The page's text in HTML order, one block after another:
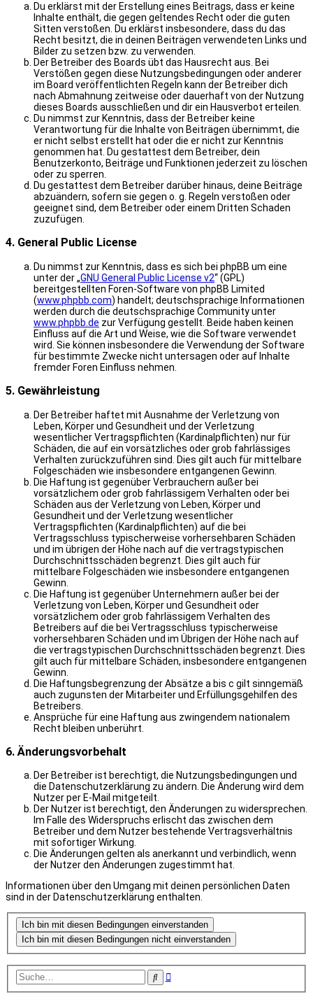
Du erklärst mit der Erstellung eines Beitrags, dass er keine
Inhalte enthält, die gegen geltendes Recht oder die guten
Sitten verstoßen. Du erklärst insbesondere, dass du das
Recht besitzt, die in deinen Beiträgen verwendeten Links und
Bilder zu setzen bzw. zu verwenden.
Der Betreiber des Boards übt das Hausrecht aus. Bei
Verstößen gegen diese Nutzungsbedingungen oder anderer
im Board veröffentlichten Regeln kann der Betreiber dich
nach Abmahnung zeitweise oder dauerhaft von der Nutzung
dieses Boards ausschließen und dir ein Hausverbot erteilen.
Du nimmst zur Kenntnis, dass der Betreiber keine
Verantwortung für die Inhalte von Beiträgen übernimmt, die
er nicht selbst erstellt hat oder die er nicht zur Kenntnis
genommen hat. Du gestattest dem Betreiber, dein
Benutzerkonto, Beiträge und Funktionen jederzeit zu löschen
oder zu sperren.
Du gestattest dem Betreiber darüber hinaus, deine Beiträge
abzuändern, sofern sie gegen o. g. Regeln verstoßen oder
geeignet sind, dem Betreiber oder einem Dritten Schaden
zuzufügen.
4. General Public License
Du nimmst zur Kenntnis, dass es sich bei phpBB um eine
unter der „GNU General Public License v2“ (GPL)
bereitgestellten Foren-Software von phpBB Limited
(www.phpbb.com) handelt; deutschsprachige Informationen
werden durch die deutschsprachige Community unter
www.phpbb.de zur Verfügung gestellt. Beide haben keinen
Einfluss auf die Art und Weise, wie die Software verwendet
wird. Sie können insbesondere die Verwendung der Software
für bestimmte Zwecke nicht untersagen oder auf Inhalte
fremder Foren Einfluss nehmen.
5. Gewährleistung
Der Betreiber haftet mit Ausnahme der Verletzung von
Leben, Körper und Gesundheit und der Verletzung
wesentlicher Vertragspflichten (Kardinalpflichten) nur für
Schäden, die auf ein vorsätzliches oder grob fahrlässiges
Verhalten zurückzuführen sind. Dies gilt auch für mittelbare
Folgeschäden wie insbesondere entgangenen Gewinn.
Die Haftung ist gegenüber Verbrauchern außer bei
vorsätzlichem oder grob fahrlässigem Verhalten oder bei
Schäden aus der Verletzung von Leben, Körper und
Gesundheit und der Verletzung wesentlicher
Vertragspflichten (Kardinalpflichten) auf die bei
Vertragsschluss typischerweise vorhersehbaren Schäden
und im übrigen der Höhe nach auf die vertragstypischen
Durchschnittsschäden begrenzt. Dies gilt auch für
mittelbare Folgeschäden wie insbesondere entgangenen
Gewinn.
Die Haftung ist gegenüber Unternehmern außer bei der
Verletzung von Leben, Körper und Gesundheit oder
vorsätzlichem oder grob fahrlässigem Verhalten des
Betreibers auf die bei Vertragsschluss typischerweise
vorhersehbaren Schäden und im Übrigen der Höhe nach auf
die vertragstypischen Durchschnittsschäden begrenzt. Dies
gilt auch für mittelbare Schäden, insbesondere entgangenen
Gewinn.
Die Haftungsbegrenzung der Absätze a bis c gilt sinngemäß
auch zugunsten der Mitarbeiter und Erfüllungsgehilfen des
Betreibers.
Ansprüche für eine Haftung aus zwingendem nationalem
Recht bleiben unberührt.
6. Änderungsvorbehalt
Der Betreiber ist berechtigt, die Nutzungsbedingungen und
die Datenschutzerklärung zu ändern. Die Änderung wird dem
Nutzer per E-Mail mitgeteilt.
Der Nutzer ist berechtigt, den Änderungen zu widersprechen.
Im Falle des Widerspruchs erlischt das zwischen dem
Betreiber und dem Nutzer bestehende Vertragsverhältnis
mit sofortiger Wirkung.
Die Änderungen gelten als anerkannt und verbindlich, wenn
der Nutzer den Änderungen zugestimmt hat.
Informationen über den Umgang mit deinen persönlichen Daten
sind in der Datenschutzerklärung enthalten.
SucheErweiterte